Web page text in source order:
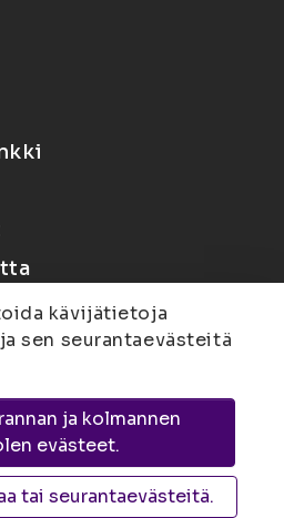
6, 80100 Joensuu |
15, PL 1627, 70211
kävijätietoja
sen seurantaevästeitä
ja kolmannen
evästeet.
tai seurantaevästeitä.